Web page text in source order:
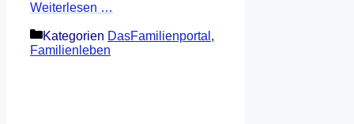
Weiterlesen …
Kategorien DasFamilienportal ,
Familienleben